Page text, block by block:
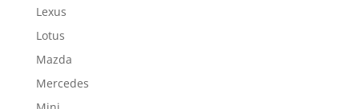
Lexus
Lotus
Mazda
Mercedes